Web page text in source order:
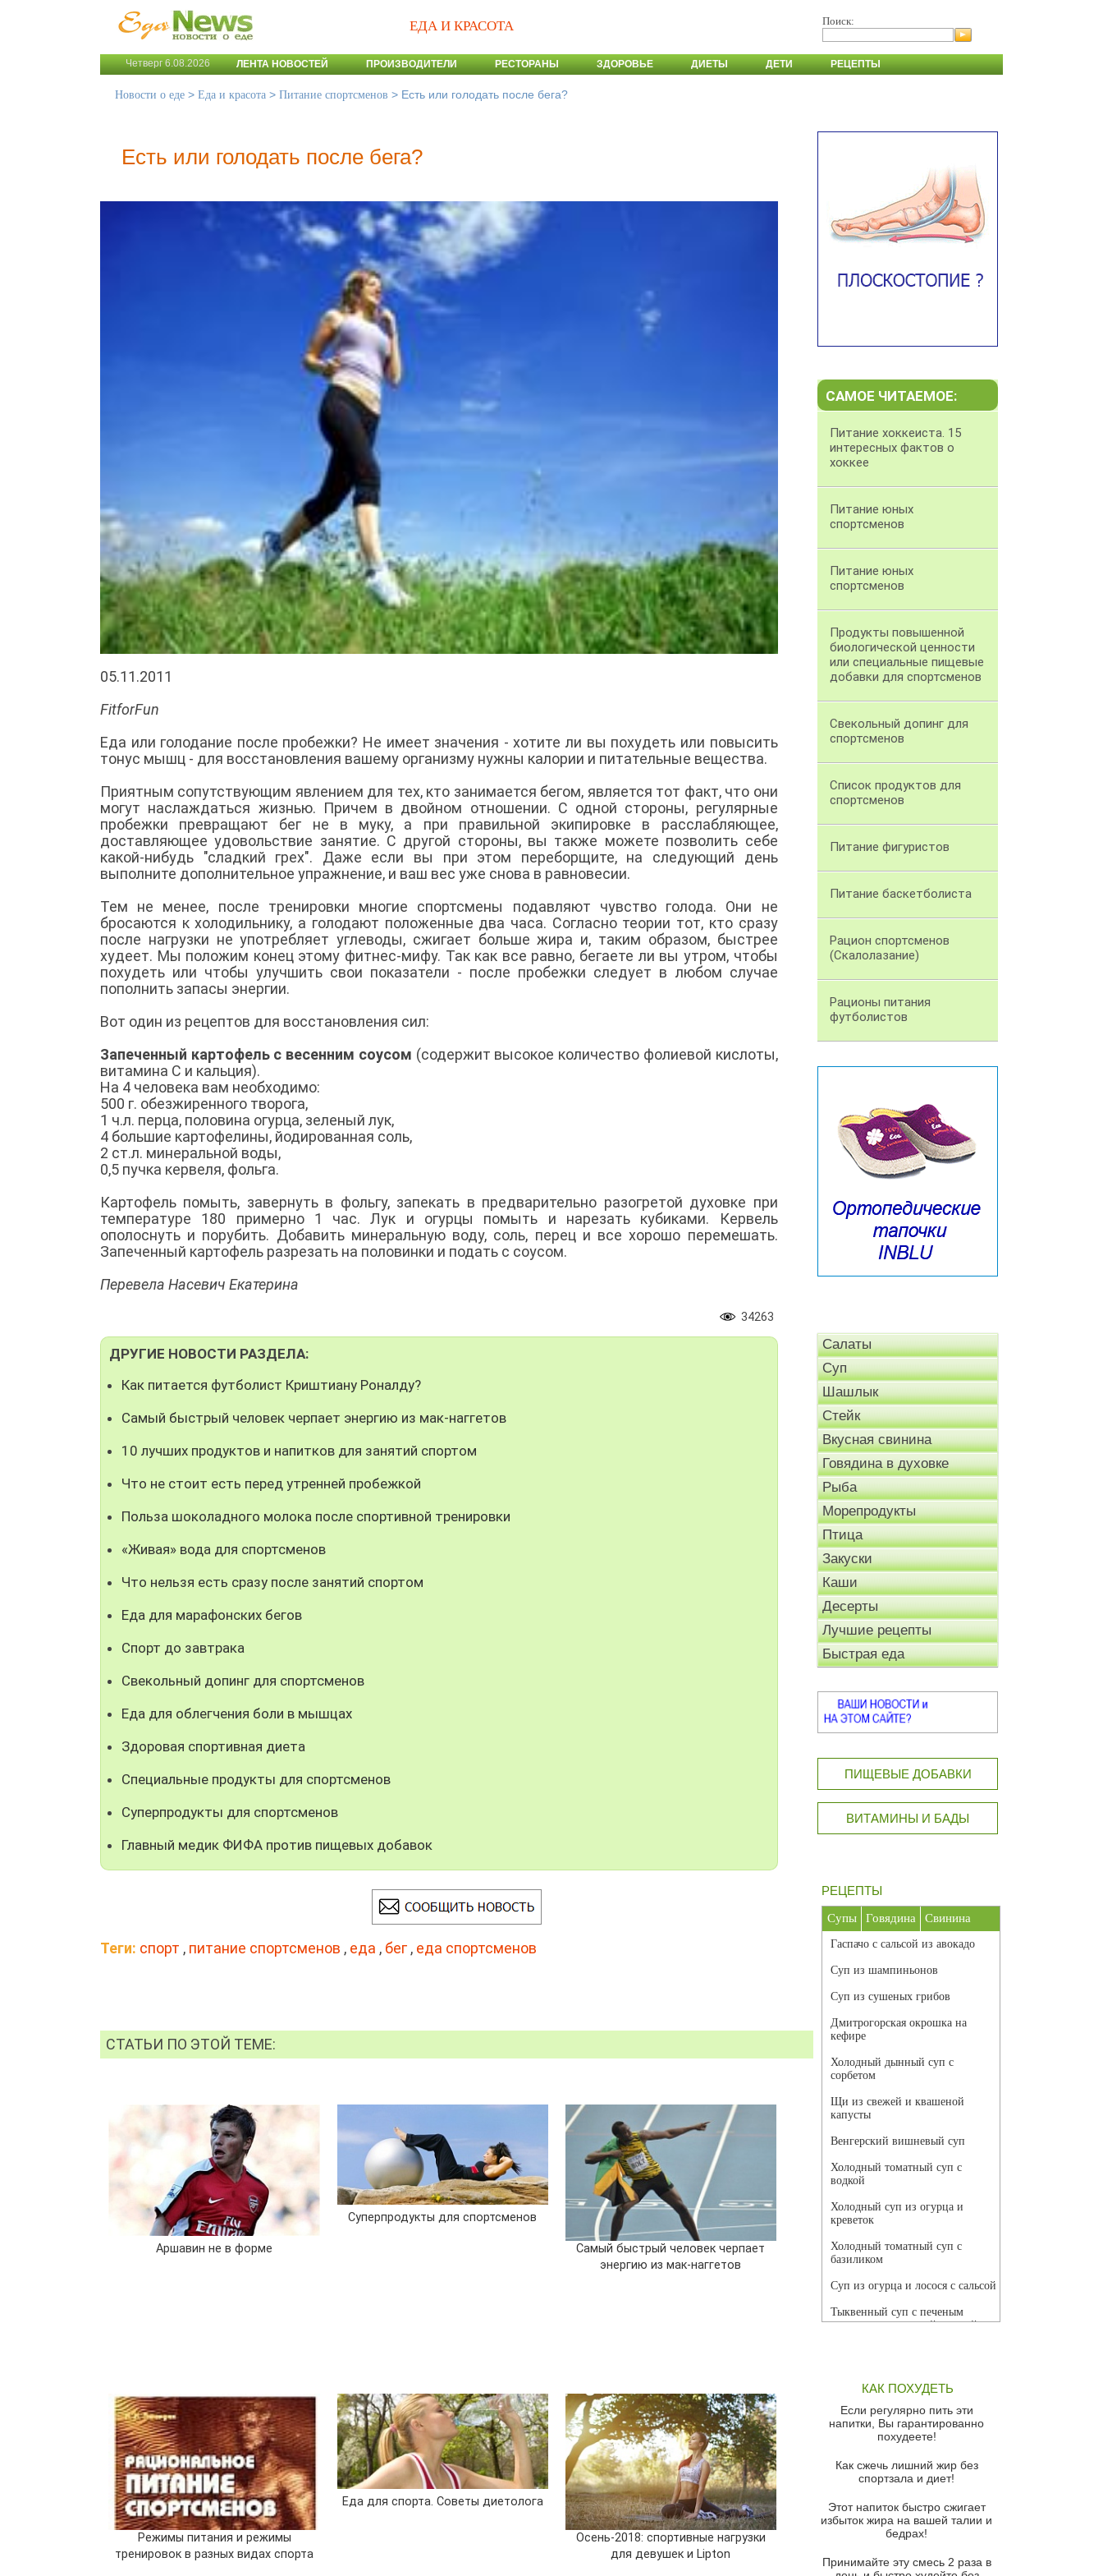
ЕДА И КРАСОТА Поиск:
Четверг 6.08.2026 ЛЕНТА НОВОСТЕЙ ПРОИЗВОДИТЕЛИ РЕСТОРАНЫ ЗДОРОВЬЕ ДИЕТЫ ДЕТИ РЕЦЕПТЫ
Новости о еде > Еда и красота > Питание спортсменов > Есть или голодать после бега?
Есть или голодать после бега?
05.11.2011
FitforFun
Еда или голодание после пробежки? Не имеет значения - хотите ли вы похудеть или повысить
тонус мышц - для восстановления вашему организму нужны калории и питательные вещества.
Приятным сопутствующим явлением для тех, кто занимается бегом, является тот факт, что они
могут наслаждаться жизнью. Причем в двойном отношении. С одной стороны, регулярные
пробежки превращают бег не в муку, а при правильной экипировке в расслабляющее,
доставляющее удовольствие занятие. С другой стороны, вы также можете позволить себе
какой-нибудь "сладкий грех". Даже если вы при этом переборщите, на следующий день
выполните дополнительное упражнение, и ваш вес уже снова в равновесии.
Тем не менее, после тренировки многие спортсмены подавляют чувство голода. Они не
бросаются к холодильнику, а голодают положенные два часа. Согласно теории тот, кто сразу
после нагрузки не употребляет углеводы, сжигает больше жира и, таким образом, быстрее
худеет. Мы положим конец этому фитнес-мифу. Так как все равно, бегаете ли вы утром, чтобы
похудеть или чтобы улучшить свои показатели - после пробежки следует в любом случае
пополнить запасы энергии.
Вот один из рецептов для восстановления сил:
Запеченный картофель с весенним соусом (содержит высокое количество фолиевой кислоты,
витамина С и кальция).
На 4 человека вам необходимо:
500 г. обезжиренного творога,
1 ч.л. перца, половина огурца, зеленый лук,
4 большие картофелины, йодированная соль,
2 ст.л. минеральной воды,
0,5 пучка кервеля, фольга.
Картофель помыть, завернуть в фольгу, запекать в предварительно разогретой духовке при
температуре 180 примерно 1 час. Лук и огурцы помыть и нарезать кубиками. Кервель
ополоснуть и порубить. Добавить минеральную воду, соль, перец и все хорошо перемешать.
Запеченный картофель разрезать на половинки и подать с соусом.
Перевела Насевич Екатерина
34263
ДРУГИЕ НОВОСТИ РАЗДЕЛА:
Как питается футболист Криштиану Роналду?
Самый быстрый человек черпает энергию из мак-наггетов
10 лучших продуктов и напитков для занятий спортом
Что не стоит есть перед утренней пробежкой
Польза шоколадного молока после спортивной тренировки
«Живая» вода для спортсменов
Что нельзя есть сразу после занятий спортом
Еда для марафонских бегов
Спорт до завтрака
Свекольный допинг для спортсменов
Еда для облегчения боли в мышцах
Здоровая спортивная диета
Специальные продукты для спортсменов
Суперпродукты для спортсменов
Главный медик ФИФА против пищевых добавок
Теги: спорт , питание спортсменов , еда , бег , еда спортсменов
СТАТЬИ ПО ЭТОЙ ТЕМЕ:
Аршавин не в форме
Суперпродукты для спортсменов
Самый быстрый человек черпает
энергию из мак-наггетов
Режимы питания и режимы
тренировок в разных видах спорта
Еда для спорта. Советы диетолога
Осень-2018: спортивные нагрузки
для девушек и Lipton
САМОЕ ЧИТАЕМОЕ:
Питание хоккеиста. 15
интересных фактов о
хоккее
Питание юных
спортсменов
Питание юных
спортсменов
Продукты повышенной
биологической ценности
или специальные пищевые
добавки для спортсменов
Свекольный допинг для
спортсменов
Список продуктов для
спортсменов
Питание фигуристов
Питание баскетболиста
Рацион спортсменов
(Скалолазание)
Рационы питания
футболистов
Салаты
Суп
Шашлык
Стейк
Вкусная свинина
Говядина в духовке
Рыба
Морепродукты
Птица
Закуски
Каши
Десерты
Лучшие рецепты
Быстрая еда
ПИЩЕВЫЕ ДОБАВКИ
ВИТАМИНЫ И БАДЫ
РЕЦЕПТЫ
Супы Говядина Свинина
Гаспачо с сальсой из авокадо
Суп из шампиньонов
Суп из сушеных грибов
Дмитрогорская окрошка на
кефире
Холодный дынный суп с
сорбетом
Щи из свежей и квашеной
капусты
Венгерский вишневый суп
Холодный томатный суп с
водкой
Холодный суп из огурца и
креветок
Холодный томатный суп с
базиликом
Суп из огурца и лосося с сальсой
Тыквенный суп с печеным
чесноком и томатной сальсой
красного перца
Парижский луковый суп
Суп из спаржи и горошка с
Суп-крем из цветной капусты
Французский луковый суп
Суп из баклажанов с моцареллой
КАК ПОХУДЕТЬ
Если регулярно пить эти
напитки, Вы гарантированно
похудеете!
Как сжечь лишний жир без
спортзала и диет!
Этот напиток быстро сжигает
избыток жира на вашей талии и
бедрах!
Принимайте эту смесь 2 раза в